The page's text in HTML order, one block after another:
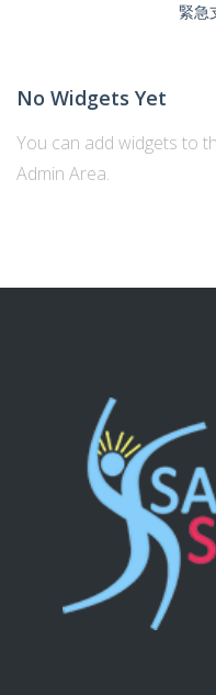
緊急
No Widgets Yet
You can add widgets to
Admin Area.